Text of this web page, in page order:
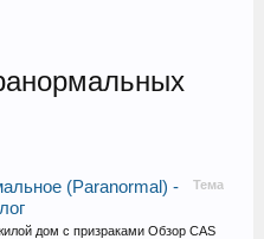
Тема
(Paranormal) -
дом с призраками Обзор CAS